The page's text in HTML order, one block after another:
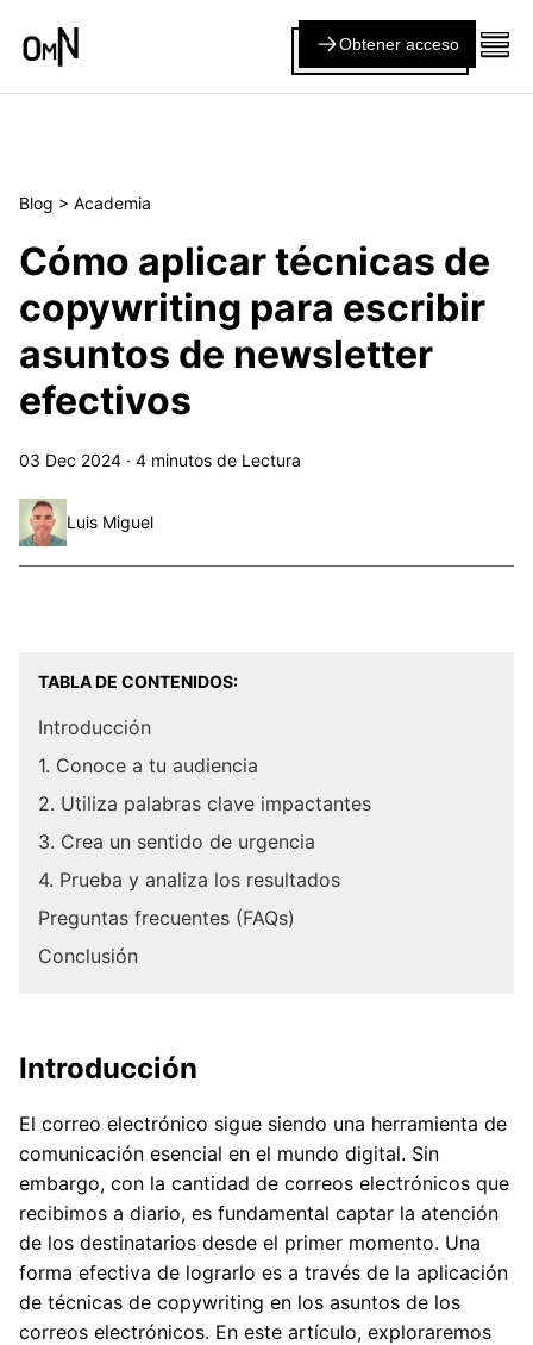
Obtener acceso
Blog > Academia
Cómo aplicar técnicas de
copywriting para escribir
asuntos de newsletter
efectivos
03 Dec 2024 · 4 minutos de Lectura
Luis Miguel
TABLA DE CONTENIDOS:
Introducción
1. Conoce a tu audiencia
2. Utiliza palabras clave impactantes
3. Crea un sentido de urgencia
4. Prueba y analiza los resultados
Preguntas frecuentes (FAQs)
Conclusión
Introducción
El correo electrónico sigue siendo una herramienta de
comunicación esencial en el mundo digital. Sin
embargo, con la cantidad de correos electrónicos que
recibimos a diario, es fundamental captar la atención
de los destinatarios desde el primer momento. Una
forma efectiva de lograrlo es a través de la aplicación
de técnicas de copywriting en los asuntos de los
correos electrónicos. En este artículo, exploraremos